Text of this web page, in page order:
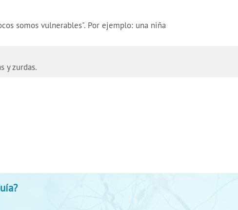
somos vulnerables". Por ejemplo: una niña
y zurdas.